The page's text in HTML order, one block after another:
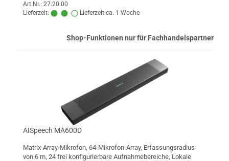
Art.Nr.: 27.20.00
Lieferzeit:
Lieferzeit ca. 1 Woche
Shop-Funktionen nur für Fachhandelspartner
AISpeech MA600D
Matrix-Array-Mikrofon, 64-Mikrofon-Array, Erfassungsradius
von 6 m, 24 frei konfigurierbare Aufnahmebereiche, Lokale